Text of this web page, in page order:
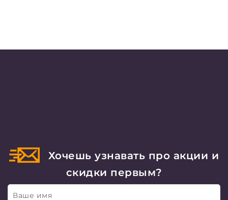
Хочешь узнавать про акции и
скидки первым?
Ваше имя